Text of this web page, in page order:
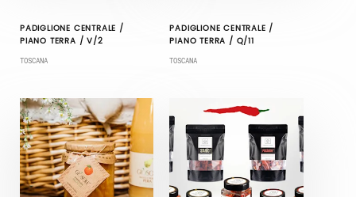
PADIGLIONE CENTRALE /
PIANO TERRA / V/2
TOSCANA
PADIGLIONE CENTRALE /
PIANO TERRA / Q/11
TOSCANA